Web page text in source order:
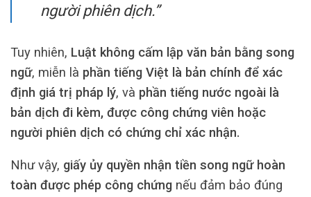
người phiên dịch.”
Tuy nhiên, Luật không cấm lập văn bản bằng song
ngữ, miễn là phần tiếng Việt là bản chính để xác
định giá trị pháp lý, và phần tiếng nước ngoài là
bản dịch đi kèm, được công chứng viên hoặc
người phiên dịch có chứng chỉ xác nhận.
Như vậy, giấy ủy quyền nhận tiền song ngữ hoàn
toàn được phép công chứng nếu đảm bảo đúng